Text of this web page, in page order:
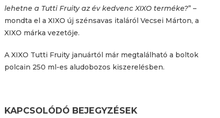
lehetne a Tutti Fruity az év kedvenc XIXO terméke?” –
mondta el a XIXO új szénsavas italáról Vecsei Márton, a
XIXO márka vezetője.
A XIXO Tutti Fruity januártól már megtalálható a boltok
polcain 250 ml-es aludobozos kiszerelésben.
KAPCSOLÓDÓ BEJEGYZÉSEK